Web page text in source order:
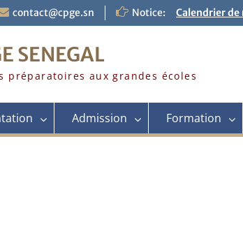
contact@cpge.sn Notice:
Calendrier
Les CPGE de
c’est parti
SENEGAL
préparatoires aux grandes écoles
Admission Formation